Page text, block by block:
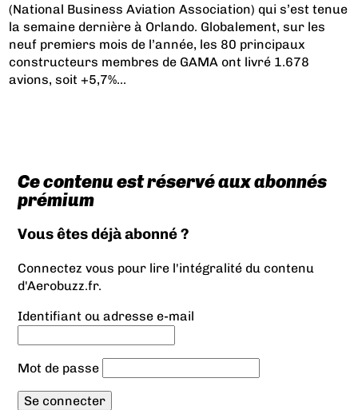
(National Business Aviation Association) qui s’est tenue
la semaine dernière à Orlando. Globalement, sur les
neuf premiers mois de l’année, les 80 principaux
constructeurs membres de GAMA ont livré 1.678
avions, soit +5,7%...
Ce contenu est réservé aux abonnés
prémium
Vous êtes déjà abonné ?
Connectez vous pour lire l'intégralité du contenu
d'Aerobuzz.fr.
Identifiant ou adresse e-mail
Mot de passe